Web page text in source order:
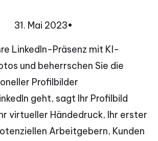
31. Mai 2023•
LinkedIn-Präsenz mit KI-
und beherrschen Sie die
Profilbilder
geht, sagt Ihr Profilbild
virtueller Händedruck, Ihr erster
Arbeitgebern, Kunden